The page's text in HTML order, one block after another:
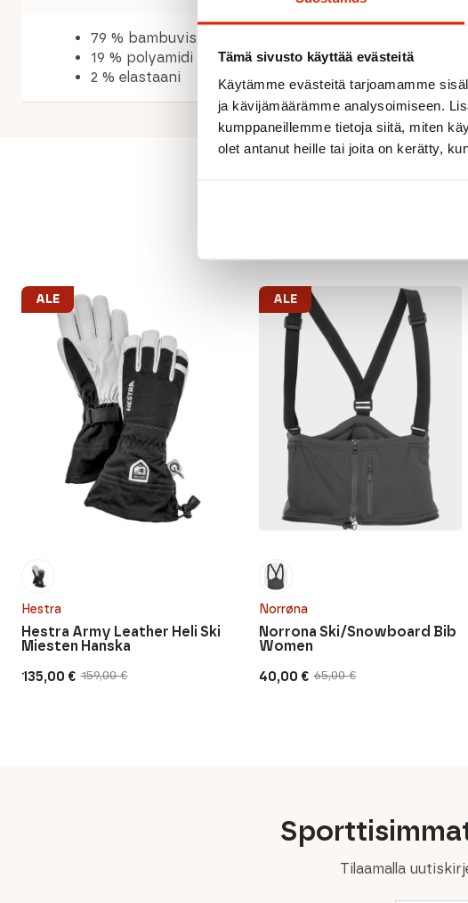
Tämä sivusto käyttää evästeitä
Käytämme evästeitä tarjoamamme
ja kävijämäärämme analysoimiseen.
kumppaneillemme tietoja siitä, miten
olet antanut heille tai joita on kerätty,
79 % bambuviskoosi
19 % polyamidi
2 % elastaani
Hestra
ALE
159,00€
Alkuperäinen
135,00 €
Nykyinen
Hestra Army Leather Heli Ski
Miesten Hanska
Norrøna
ALE
65,00€
Alkuperäinen
40,00 €
Nykyinen
Norrona Ski/Snowboard Bib
Women
Tilaamalla